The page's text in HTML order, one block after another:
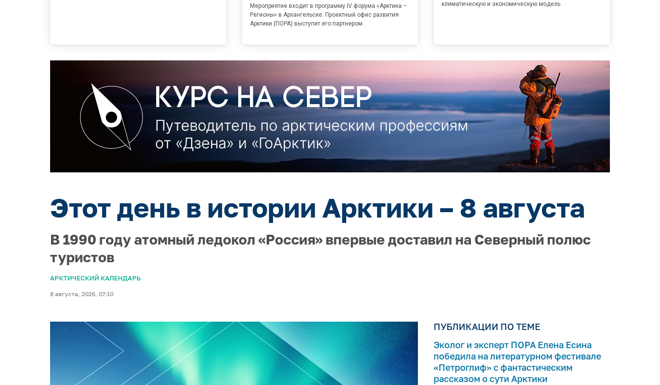
Мероприятие входит в программу IV форума «Арктика –
Регионы» в Архангельске. Проектный офис развития
Арктики (ПОРА) выступит его партнером.
климатическую и экономическую модель
Этот день в истории Арктики – 8 августа
В 1990 году атомный ледокол «Россия» впервые доставил на Северный полюс
туристов
АРКТИЧЕСКИЙ КАЛЕНДАРЬ
8 августа, 2026, 07:10
ПУБЛИКАЦИИ ПО ТЕМЕ
Эколог и эксперт ПОРА Елена Есина
победила на литературном фестивале
«Петроглиф» с фантастическим
рассказом о сути Арктики